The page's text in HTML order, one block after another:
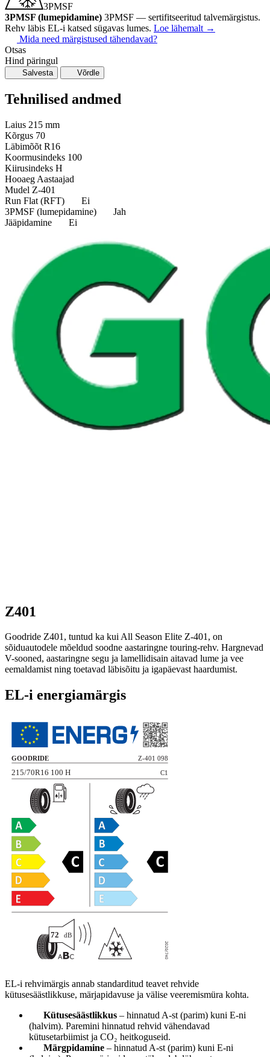
3PMSF
3PMSF (lumepidamine) 3PMSF — sertifitseeritud talvemärgistus.
Rehv läbis EL-i katsed sügavas lumes. Loe lähemalt →
Mida need märgistused tähendavad?
Otsas
Hind päringul
Salvesta Võrdle
Tehnilised andmed
Laius 215 mm
Kõrgus 70
Läbimõõt R16
Koormusindeks 100
Kiirusindeks H
Hooaeg Aastaajad
Mudel Z-401
Run Flat (RFT)
Ei
3PMSF (lumepidamine)
Jah
Jääpidamine
Ei
Z401
Goodride Z401, tuntud ka kui All Season Elite Z-401, on
sõiduautodele mõeldud soodne aastaringne touring-rehv. Hargnevad
V-sooned, aastaringne segu ja lamellidisain aitavad lume ja vee
eemaldamist ning toetavad läbisõitu ja igapäevast haardumist.
EL-i energiamärgis
EL-i rehvimärgis annab standarditud teavet rehvide
kütusesäästlikkuse, märjapidavuse ja välise veeremismüra kohta.
Kütusesäästlikkus – hinnatud A-st (parim) kuni E-ni
(halvim). Paremini hinnatud rehvid vähendavad
kütusetarbiimist ja CO₂ heitkoguseid.
Märgpidamine – hinnatud A-st (parim) kuni E-ni